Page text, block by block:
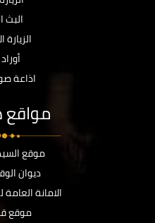
البث
الزيارة
اذاعة
موقع
ديوان
الامانة
موقع